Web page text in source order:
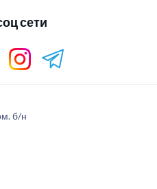
сети
б/н